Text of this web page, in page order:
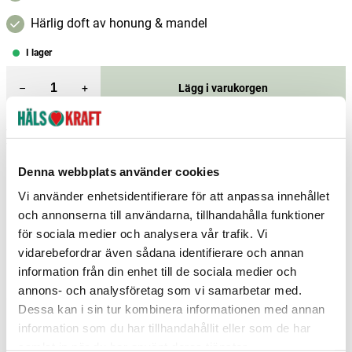
Denna webbplats använder cookies
Vi använder enhetsidentifierare för att anpassa innehållet
och annonserna till användarna, tillhandahålla funktioner
för sociala medier och analysera vår trafik. Vi
vidarebefordrar även sådana identifierare och annan
information från din enhet till de sociala medier och
annons- och analysföretag som vi samarbetar med.
Dessa kan i sin tur kombinera informationen med annan
information som du har tillhandahållit eller som de har
Härlig doft av honung & mandel
I lager
– + Lägg i varukorgen
Fri frakt över 299 kr
Reservera och hämta i butik
Borlänge 17 st Reservera
Borås 4 st
Charlottenberg Reservera
Inom butikens öppettider